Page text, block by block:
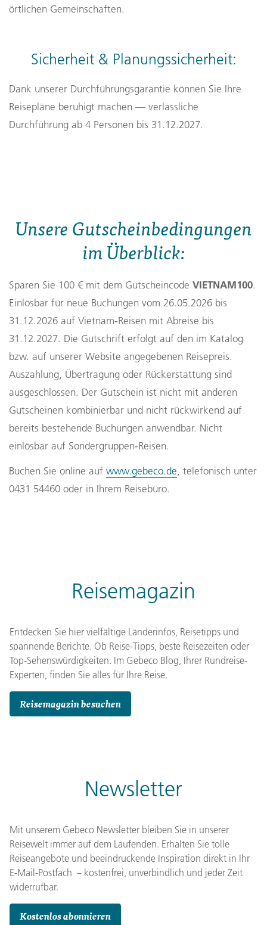
örtlichen Gemeinschaften.
Sicherheit & Planungssicherheit:
Dank unserer Durchführungsgarantie können Sie Ihre
Reisepläne beruhigt machen — verlässliche
Durchführung ab 4 Personen bis 31.12.2027.
Unsere Gutscheinbedingungen
im Überblick:
Sparen Sie 100 € mit dem Gutscheincode VIETNAM100.
Einlösbar für neue Buchungen vom 26.05.2026 bis
31.12.2026 auf Vietnam‑Reisen mit Abreise bis
31.12.2027. Die Gutschrift erfolgt auf den im Katalog
bzw. auf unserer Website angegebenen Reisepreis.
Auszahlung, Übertragung oder Rückerstattung sind
ausgeschlossen. Der Gutschein ist nicht mit anderen
Gutscheinen kombinierbar und nicht rückwirkend auf
bereits bestehende Buchungen anwendbar. Nicht
einlösbar auf Sondergruppen‑Reisen.
Buchen Sie online auf www.gebeco.de, telefonisch unter
0431 54460 oder in Ihrem Reisebüro.
Reisemagazin
Entdecken Sie hier vielfältige Länderinfos, Reisetipps und
spannende Berichte. Ob Reise-Tipps, beste Reisezeiten oder
Top-Sehenswürdigkeiten. Im Gebeco Blog, Ihrer Rundreise-
Experten, finden Sie alles für Ihre Reise.
Reisemagazin besuchen
Newsletter
Mit unserem Gebeco Newsletter bleiben Sie in unserer
Reisewelt immer auf dem Laufenden. Erhalten Sie tolle
Reiseangebote und beeindruckende Inspiration direkt in Ihr
E-Mail-Postfach －kostenfrei, unverbindlich und jeder Zeit
widerrufbar.
Kostenlos abonnieren